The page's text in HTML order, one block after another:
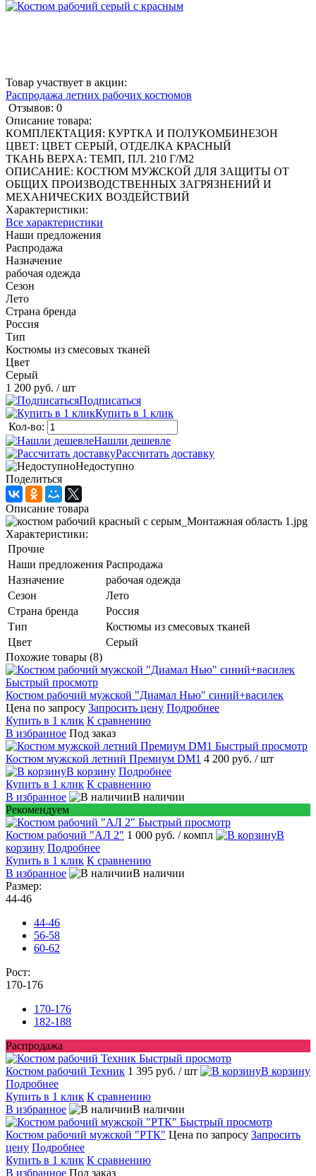
Товар участвует в акции:
Распродажа летних рабочих костюмов
Отзывов: 0
Описание товара:
КОМПЛЕКТАЦИЯ: КУРТКА И ПОЛУКОМБИНЕЗОН
ЦВЕТ: ЦВЕТ СЕРЫЙ, ОТДЕЛКА КРАСНЫЙ
ТКАНЬ ВЕРХА: ТЕМП, ПЛ. 210 Г/M2
ОПИСАНИЕ: КОСТЮМ МУЖСКОЙ ДЛЯ ЗАЩИТЫ ОТ
ОБЩИХ ПРОИЗВОДСТВЕННЫХ ЗАГРЯЗНЕНИЙ И
МЕХАНИЧЕСКИХ ВОЗДЕЙСТВИЙ
Характеристики:
Все характеристики
Наши предложения
Распродажа
Назначение
рабочая одежда
Сезон
Лето
Страна бренда
Россия
Тип
Костюмы из смесовых тканей
Цвет
Серый
1 200 руб. / шт
Подписаться
Купить в 1 клик
Кол-во:
Нашли дешевле
Рассчитать доставку
Недоступно
Поделиться
Описание товара
Характеристики:
Прочие
Наши предложения Распродажа
Назначение
рабочая одежда
Сезон
Лето
Страна бренда
Россия
Тип
Костюмы из смесовых тканей
Цвет
Серый
Похожие товары (8)
Быстрый просмотр
Костюм рабочий мужской "Диамал Нью" синий+василек
Цена по запросу Запросить цену Подробнее
Купить в 1 клик К сравнению
В избранное Под заказ
Быстрый просмотр
Костюм мужской летний Премиум DM1 4 200 руб. / шт
В корзину Подробнее
Купить в 1 клик К сравнению
В избранное
В наличии
Рекомендуем
Быстрый просмотр
Костюм рабочий "АЛ 2" 1 000 руб. / компл
В
корзину Подробнее
Купить в 1 клик К сравнению
В избранное
В наличии
Размер:
44-46
44-46
56-58
60-62
Рост:
170-176
170-176
182-188
Распродажа
Быстрый просмотр
Костюм рабочий Техник 1 395 руб. / шт
В корзину
Подробнее
Купить в 1 клик К сравнению
В избранное
В наличии
Быстрый просмотр
Костюм рабочий мужской "РТК" Цена по запросу Запросить
цену Подробнее
Купить в 1 клик К сравнению
В избранное Под заказ